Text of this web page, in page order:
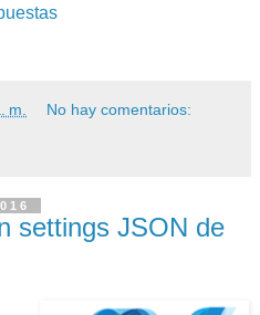
m. No hay comentarios:
settings JSON de